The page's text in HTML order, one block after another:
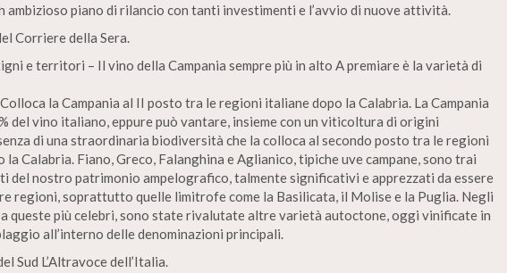
ambizioso piano di rilancio con tanti investimenti e l’avvio di nuove attività.
Corriere della Sera.
e territori – Il vino della Campania sempre più in alto A premiare è la varietà di
la Campania al II posto tra le regioni italiane dopo la Calabria. La Campania
del vino italiano, eppure può vantare, insieme con un viticoltura di origini
di una straordinaria biodiversità che la colloca al secondo posto tra le regioni
la Calabria. Fiano, Greco, Falanghina e Aglianico, tipiche uve campane, sono trai
del nostro patrimonio ampelografico, talmente significativi e apprezzati da essere
regioni, soprattutto quelle limitrofe come la Basilicata, il Molise e la Puglia. Negli
queste più celebri, sono state rivalutate altre varietà autoctone, oggi vinificate in
all’interno delle denominazioni principali.
Sud L’Altravoce dell’Italia.